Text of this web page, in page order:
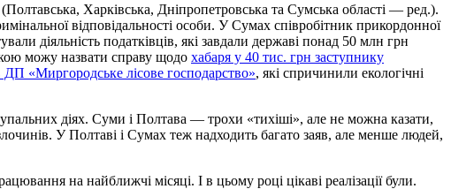
Харківська, Дніпропетровська та Сумська області — ред.).
відповідальності особи. У Сумах співробітник прикордонної
діяльність податківців, які завдали державі понад 50 млн грн
можу назвати справу щодо хабаря у 40 тис. грн заступнику
ДП «Миргородське лісове господарство», які спричинили екологічні
діях. Суми і Полтава — трохи «тихіші», але не можна казати,
У Полтаві і Сумах теж надходить багато заяв, але менше людей,
на найближчі місяці. І в цьому році цікаві реалізації були.